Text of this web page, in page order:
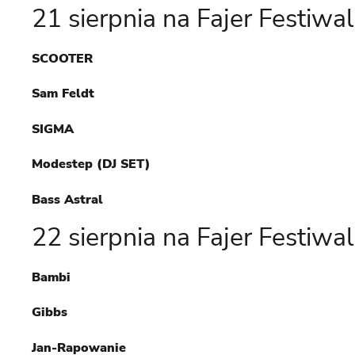
21 sierpnia na Fajer
SCOOTER
Sam Feldt
SIGMA
Modestep (DJ SET)
Bass Astral
22 sierpnia na Fajer
Bambi
Gibbs
Jan-Rapowanie